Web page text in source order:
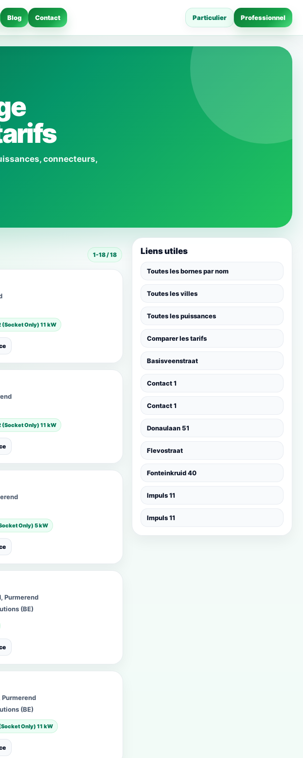
Blog Contact Particulier Professionnel
connecteurs,
1-18 / 18
(Socket Only) 11 kW
(Socket Only) 11 kW
Only) 5 kW
Purmerend
(BE)
(BE)
Only) 11 kW
Liens utiles
Toutes les bornes par nom
Toutes les villes
Toutes les puissances
Comparer les tarifs
Basisveenstraat
Contact 1
Contact 1
Donaulaan 51
Flevostraat
Fonteinkruid 40
Impuls 11
Impuls 11